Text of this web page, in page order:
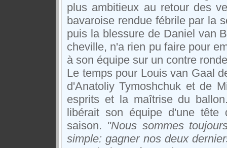
plus ambitieux au retour des
bavaroise rendue fébrile par la
puis la blessure de Daniel van
cheville, n'a rien pu faire pour
à son équipe sur un contre
Le temps pour Louis van Gaal
d'Anatoliy Tymoshchuk et de
esprits et la maîtrise du
libérait son équipe d'une
saison. "Nous sommes
simple: gagner nos deux